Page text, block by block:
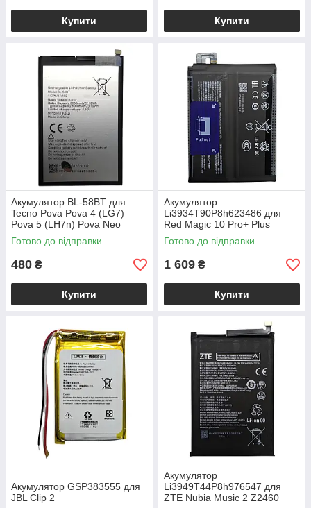
Купити Купити
Акумулятор BL-58BT для
Tecno Pova Pova 4 (LG7)
Pova 5 (LH7n) Pova Neo
Готово до відправки
480 ₴
Купити
Акумулятор
Li3934T90P8h623486 для
Red Magic 10 Pro+ Plus
Готово до відправки
1 609 ₴
Купити
Акумулятор GSP383555 для
JBL Clip 2
Акумулятор
Li3949T44P8h976547 для
ZTE Nubia Music 2 Z2460